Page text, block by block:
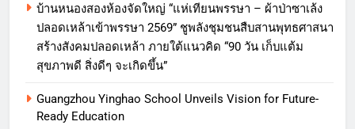
บ้านหนองสองห้องจัดใหญ่ “แห่เทียนพรรษา – ผ้าป่าซาเล้ง
ปลอดเหล้าเข้าพรรษา 2569” ชูพลังชุมชนสืบสานพุทธศาสนา
สร้างสังคมปลอดเหล้า ภายใต้แนวคิด “90 วัน เก็บแต้ม
สุขภาพดี สิ่งดีๆ จะเกิดขึ้น”
Guangzhou Yinghao School Unveils Vision for Future-
Ready Education